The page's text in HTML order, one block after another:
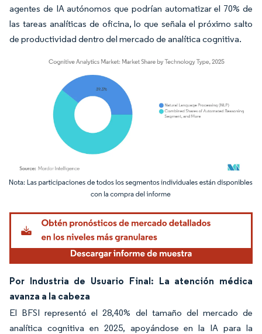
agentes de IA autónomos que podrían automatizar el 70% de
las tareas analíticas de oficina, lo que señala el próximo salto
de productividad dentro del mercado de analítica cognitiva.
Imagen © Mordor Intelligence. El uso requiere atribución según CC BY 4.0.
Por Industria de Usuario Final: La atención médica
avanza a la cabeza
El BFSI representó el 28,40% del tamaño del mercado de
analítica cognitiva en 2025, apoyándose en la IA para la